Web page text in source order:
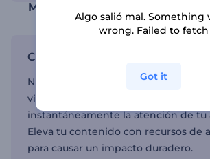
Mejora tus videos con
Crea contenido cautivador
Nuestras herramientas facilitan la
videos visualmente atractivos que
instantáneamente la atención de tu
Eleva tu contenido con recursos de
para causar un impacto duradero.
Algo salió mal. Something
wrong. Failed to fetch
Got it